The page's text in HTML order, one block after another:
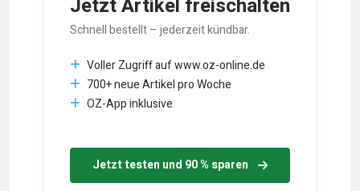
Jetzt Artikel freischalten
Schnell bestellt – jederzeit kündbar.
Voller Zugriff auf www.oz-online.de
700+ neue Artikel pro Woche
OZ-App inklusive
Jetzt testen und 90 % sparen